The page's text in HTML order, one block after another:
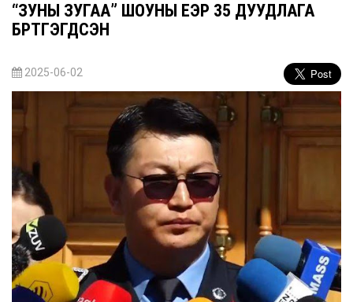
“ЗУНЫ ЗУГАА” ШОУНЫ ҮЕЭР 35 ДУУДЛАГА
БҮРТГЭГДСЭН
2025-06-02